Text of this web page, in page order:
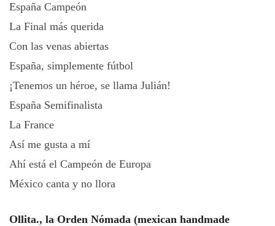
España Campeón
La Final más querida
Con las venas abiertas
España, simplemente fútbol
¡Tenemos un héroe, se llama Julián!
España Semifinalista
La France
Así me gusta a mí
Ahí está el Campeón de Europa
México canta y no llora
Ollita., la Orden Nómada (mexican handmade